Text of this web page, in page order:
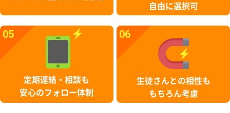
自由に選択可
05
定期連絡・相談も
安心のフォロー体制
06
生徒さんとの相性も
もちろん考慮